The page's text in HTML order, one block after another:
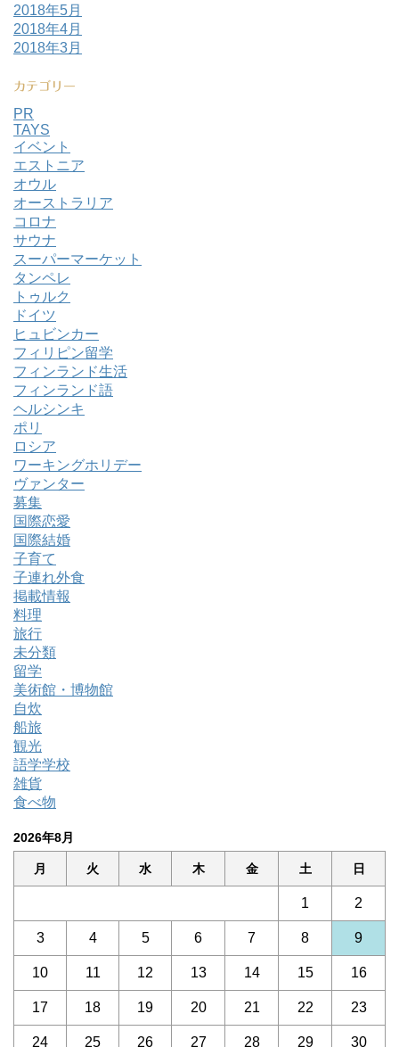
2018年5月
2018年4月
2018年3月
カテゴリー
PR
TAYS
イベント
エストニア
オウル
オーストラリア
コロナ
サウナ
スーパーマーケット
タンペレ
トゥルク
ドイツ
ヒュビンカー
フィリピン留学
フィンランド生活
フィンランド語
ヘルシンキ
ポリ
ロシア
ワーキングホリデー
ヴァンター
募集
国際恋愛
国際結婚
子育て
子連れ外食
掲載情報
料理
旅行
未分類
留学
美術館・博物館
自炊
船旅
観光
語学学校
雑貨
食べ物
2026年8月
月 火 水 木 金 土 日
1 2
3 4 5 6 7 8 9
10 11 12 13 14 15 16
17 18 19 20 21 22 23
24 25 26 27 28 29 30